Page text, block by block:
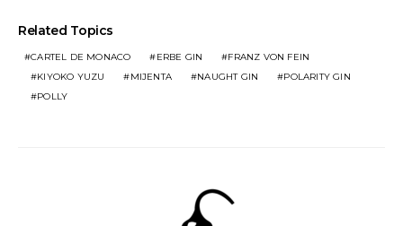
Related Topics
CARTEL DE MONACO ERBE GIN
FRANZ VON FEIN
KIYOKO YUZU
MIJENTA NAUGHT GIN
POLARITY GIN
POLLY